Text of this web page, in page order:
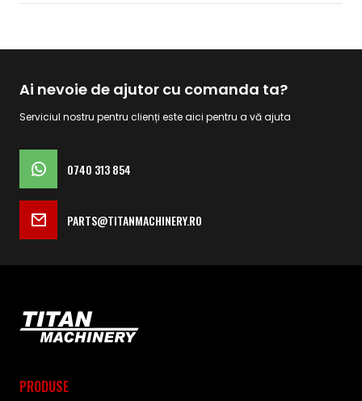
Ai nevoie de ajutor cu comanda ta?
Serviciul nostru pentru clienți este aici pentru a vă ajuta
0740 313 854
PARTS@TITANMACHINERY.RO
PRODUSE